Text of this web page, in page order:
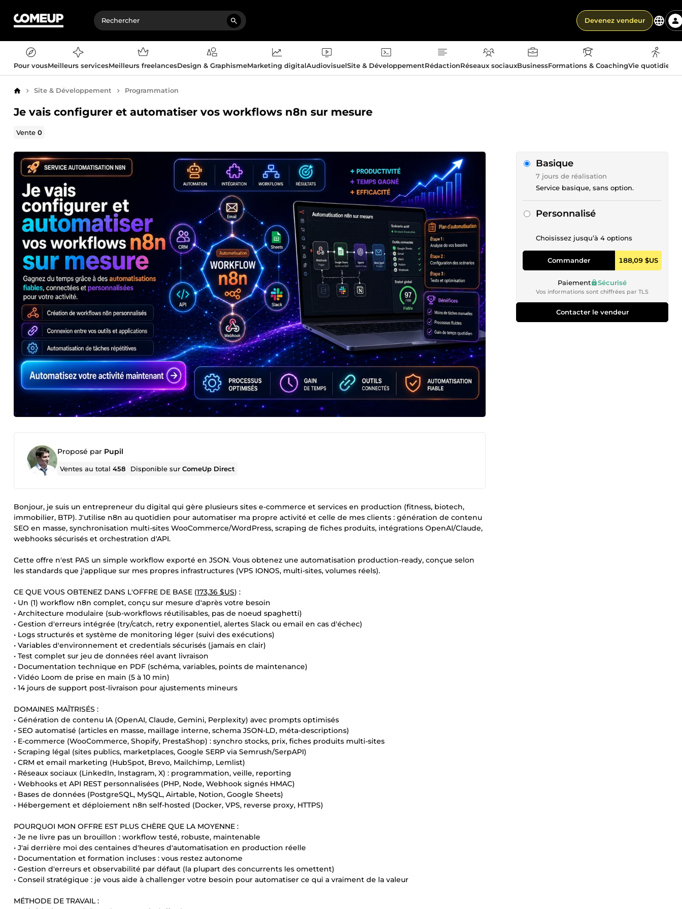
Devenez vendeur
Pour vousMeilleurs servicesMeilleurs freelancesDesign & GraphismeMarketing digitalAudiovisuelSite & DéveloppementRédactionRéseaux sociauxBusinessFormations & CoachingVie
AccueilSite & Développement Programmation
Je vais configurer et automatiser vos workflows n8n sur mesure
Vente0
Proposé par Pupil
Ventes au total458 Disponible surComeUp Direct
Bonjour, je suis un entrepreneur du digital qui gère plusieurs sites e-commerce et services en production (fitness, biotech,
immobilier, BTP). J'utilise n8n au quotidien pour automatiser ma propre activité et celle de mes clients : génération de contenu
SEO en masse, synchronisation multi-sites WooCommerce/WordPress, scraping de fiches produits, intégrations OpenAI/Claude,
webhooks sécurisés et orchestration d'API.
Cette offre n'est PAS un simple workflow exporté en JSON. Vous obtenez une automatisation production-ready, conçue selon
les standards que j'applique sur mes propres infrastructures (VPS IONOS, multi-sites, volumes réels).
CE QUE VOUS OBTENEZ DANS L'OFFRE DE BASE (173,36 $US) :
• Un (1) workflow n8n complet, conçu sur mesure d'après votre besoin
• Architecture modulaire (sub-workflows réutilisables, pas de noeud spaghetti)
• Gestion d'erreurs intégrée (try/catch, retry exponentiel, alertes Slack ou email en cas d'échec)
• Logs structurés et système de monitoring léger (suivi des exécutions)
• Variables d'environnement et credentials sécurisés (jamais en clair)
• Test complet sur jeu de données réel avant livraison
• Documentation technique en PDF (schéma, variables, points de maintenance)
• Vidéo Loom de prise en main (5 à 10 min)
• 14 jours de support post-livraison pour ajustements mineurs
DOMAINES MAÎTRISÉS :
• Génération de contenu IA (OpenAI, Claude, Gemini, Perplexity) avec prompts optimisés
• SEO automatisé (articles en masse, maillage interne, schema JSON-LD, méta-descriptions)
• E-commerce (WooCommerce, Shopify, PrestaShop) : synchro stocks, prix, fiches produits multi-sites
• Scraping légal (sites publics, marketplaces, Google SERP via Semrush/SerpAPI)
• CRM et email marketing (HubSpot, Brevo, Mailchimp, Lemlist)
• Réseaux sociaux (LinkedIn, Instagram, X) : programmation, veille, reporting
• Webhooks et API REST personnalisées (PHP, Node, Webhook signés HMAC)
• Bases de données (PostgreSQL, MySQL, Airtable, Notion, Google Sheets)
• Hébergement et déploiement n8n self-hosted (Docker, VPS, reverse proxy, HTTPS)
POURQUOI MON OFFRE EST PLUS CHÈRE QUE LA MOYENNE :
• Je ne livre pas un brouillon : workflow testé, robuste, maintenable
• J'ai derrière moi des centaines d'heures d'automatisation en production réelle
• Documentation et formation incluses : vous restez autonome
• Gestion d'erreurs et observabilité par défaut (la plupart des concurrents les omettent)
• Conseil stratégique : je vous aide à challenger votre besoin pour automatiser ce qui a vraiment de la valeur
MÉTHODE DE TRAVAIL :
Basique
7 jours de réalisation
Service basique, sans option.
Personnalisé
Choisissez jusqu’à 4 options
Commander 188,09 $US
Paiement Sécurisé
Vos informations sont chiffrées par TLS
Contacter le vendeur